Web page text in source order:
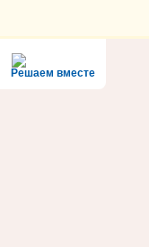
Решаем вместе